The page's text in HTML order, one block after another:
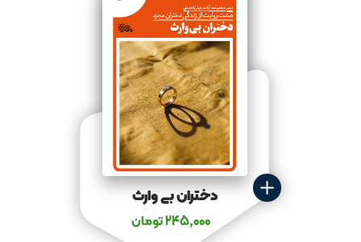
دختران بی وارث
245,000تومان